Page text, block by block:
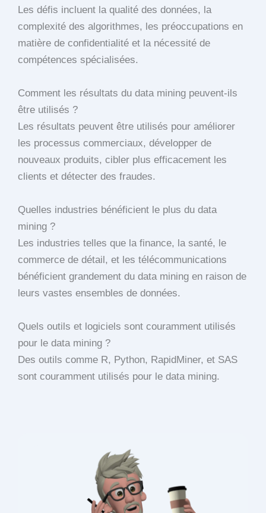
Les défis incluent la qualité des données, la
complexité des algorithmes, les préoccupations en
matière de confidentialité et la nécessité de
compétences spécialisées.
Comment les résultats du data mining peuvent-ils
être utilisés ?
Les résultats peuvent être utilisés pour améliorer
les processus commerciaux, développer de
nouveaux produits, cibler plus efficacement les
clients et détecter des fraudes.
Quelles industries bénéficient le plus du data
mining ?
Les industries telles que la finance, la santé, le
commerce de détail, et les télécommunications
bénéficient grandement du data mining en raison de
leurs vastes ensembles de données.
Quels outils et logiciels sont couramment utilisés
pour le data mining ?
Des outils comme R, Python, RapidMiner, et SAS
sont couramment utilisés pour le data mining.